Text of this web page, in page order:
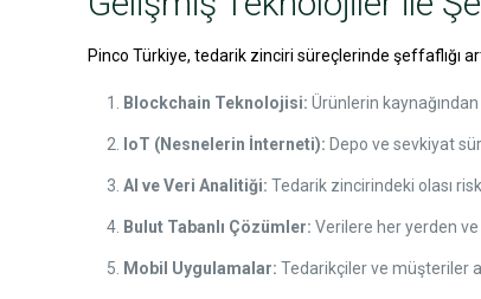
Pinco Türkiye, tedarik zinciri süreçlerinde şeffaflığı
Blockchain Teknolojisi: Ürünlerin kaynağından
IoT (Nesnelerin İnterneti): Depo ve sevkiyat
AI ve Veri Analitiği: Tedarik zincirindeki olası
Bulut Tabanlı Çözümler: Verilere her yerden
Mobil Uygulamalar: Tedarikçiler ve müşteriler